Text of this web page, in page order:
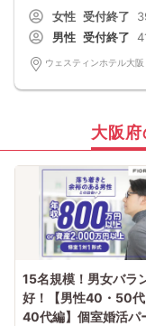
女性 受付終了
男性 受付終了
ウェスティンホテル大
大阪
15名規模！男女バラ
好！【男性40・50
40代編】個室婚活パ